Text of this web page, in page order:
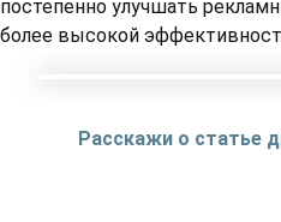
постепенно улучшать
более высокой
Расскажи о статье